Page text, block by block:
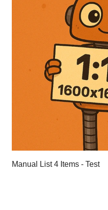
Manual List 4 Items - Test